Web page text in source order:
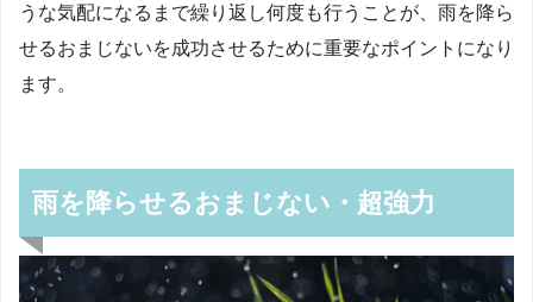
うな気配になるまで繰り返し何度も行うことが、雨を降ら
せるおまじないを成功させるために重要なポイントになり
ます。
雨を降らせるおまじない・超強力